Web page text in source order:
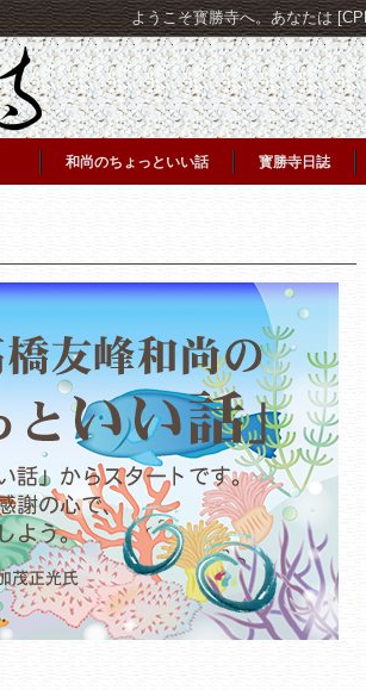
ようこそ寳勝寺へ。あなたは
和尚のちょっといい話 寳勝寺日誌